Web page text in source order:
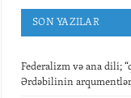
SON YAZILAR
Federalizm və ana dili;
Ərdəbilinin